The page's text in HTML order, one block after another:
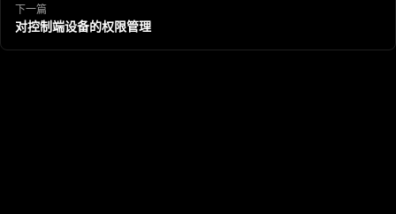
下一篇
对控制端设备的权限管理